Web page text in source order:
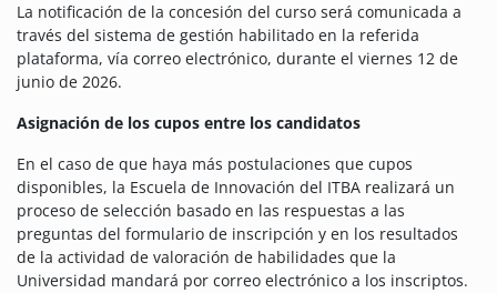
La notificación de la concesión del curso será comunicada a
través del sistema de gestión habilitado en la referida
plataforma, vía correo electrónico, durante el viernes 12 de
junio de 2026.
Asignación de los cupos entre los candidatos
En el caso de que haya más postulaciones que cupos
disponibles, la Escuela de Innovación del ITBA realizará un
proceso de selección basado en las respuestas a las
preguntas del formulario de inscripción y en los resultados
de la actividad de valoración de habilidades que la
Universidad mandará por correo electrónico a los inscriptos.